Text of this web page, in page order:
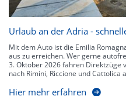
Urlaub an der Adria -
Mit dem Auto ist die Emilia
aus zu erreichen. Wer gerne
3. Oktober 2026 fahren Direktzüge
nach Rimini, Riccione und Cattolica
Hier mehr erfahren